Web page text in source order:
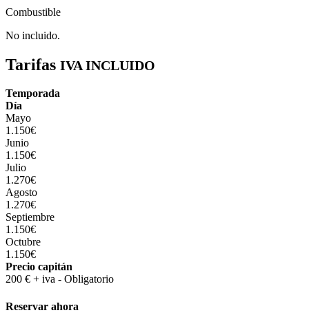
Combustible
No incluido.
Tarifas IVA INCLUIDO
Temporada
Día
Mayo
1.150€
Junio
1.150€
Julio
1.270€
Agosto
1.270€
Septiembre
1.150€
Octubre
1.150€
Precio capitán
200 € + iva - Obligatorio
Reservar ahora